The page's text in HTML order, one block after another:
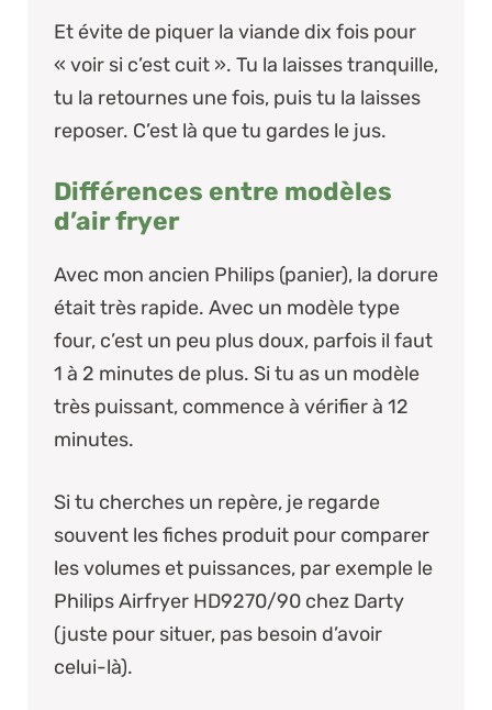
Et évite de piquer la viande dix fois pour
« voir si c’est cuit ». Tu la laisses tranquille,
tu la retournes une fois, puis tu la laisses
reposer. C’est là que tu gardes le jus.
Différences entre modèles
d’air fryer
Avec mon ancien Philips (panier), la dorure
était très rapide. Avec un modèle type
four, c’est un peu plus doux, parfois il faut
1 à 2 minutes de plus. Si tu as un modèle
très puissant, commence à vérifier à 12
minutes.
Si tu cherches un repère, je regarde
souvent les fiches produit pour comparer
les volumes et puissances, par exemple le
Philips Airfryer HD9270/90 chez Darty
(juste pour situer, pas besoin d’avoir
celui-là).